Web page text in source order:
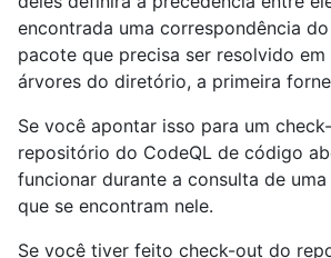
encontrada uma correspondência
pacote que precisa ser resolvido em
árvores do diretório, a primeira
Se você apontar isso para um
repositório do CodeQL de código
funcionar durante a consulta de
que se encontram nele.
Se você tiver feito check-out do